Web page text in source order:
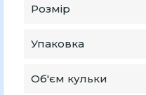
Розмір
Упаковка
Об'єм кульки